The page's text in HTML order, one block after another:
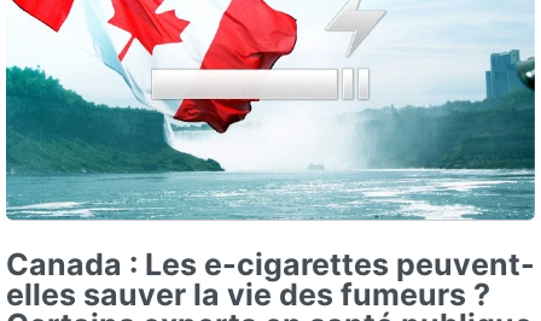
Canada : Les e-cigarettes peuvent-
elles sauver la vie des fumeurs ?